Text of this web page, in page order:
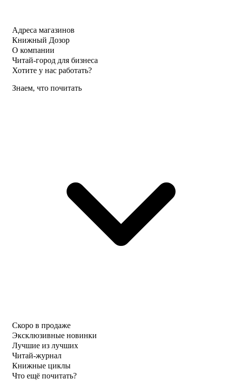
Адреса магазинов
Книжный Дозор
О компании
Читай-город для бизнеса
Хотите у нас работать?
Знаем, что почитать
Скоро в продаже
Эксклюзивные новинки
Лучшие из лучших
Читай-журнал
Книжные циклы
Что ещё почитать?